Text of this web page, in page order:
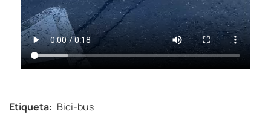
Etiqueta: Bici-bus